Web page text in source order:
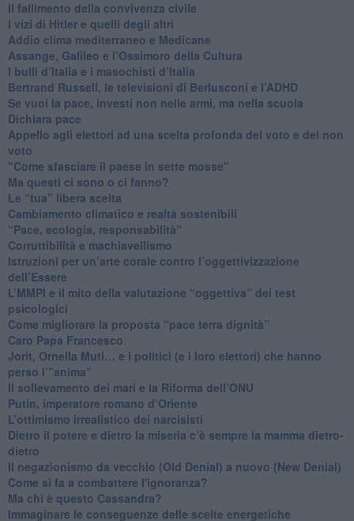
​Il fallimento della convivenza civile
​I vizi di Hitler e quelli degli altri
Addio clima mediterraneo e Medicane
​Assange, Galileo e l’Ossimoro della Cultura
​I bulli d’Italia e i masochisti d’Italia
​Bertrand Russell, le televisioni di Berlusconi e l’ADHD
​Se vuoi la pace, investi non nelle armi, ma nella scuola
​Dichiara pace
​Appello agli elettori ad una scelta profonda del voto e del non
voto
"Come sfasciare il paese in sette mosse"
​Ma questi ci sono o ci fanno?
​Le “tua” libera scelta
Cambiamento climatico e realtà sostenibili
“Pace, ecologia, responsabilità”
​Corruttibilità e machiavellismo
Istruzioni per un’arte corale contro l’oggettivizzazione
dell’Essere
​L’MMPI e il mito della valutazione “oggettiva” dei test
psicologici
Come migliorare la proposta “pace terra dignità”
Caro Papa Francesco
​Jorit, Ornella Muti… e i politici (e i loro elettori) che hanno
perso l’”anima”
​Il sollevamento dei mari e la Riforma dell’ONU
Putin, imperatore romano d’Oriente
​L’ottimismo irrealistico dei narcisisti
​Dietro il potere e dietro la miseria c’è sempre la mamma dietro-
dietro
Il negazionismo da vecchio (Old Denial) a nuovo (New Denial)
Come si fa a combattere l'ignoranza?
Ma chi è questo Cassandra?
Immaginare le conseguenze delle scelte energetiche